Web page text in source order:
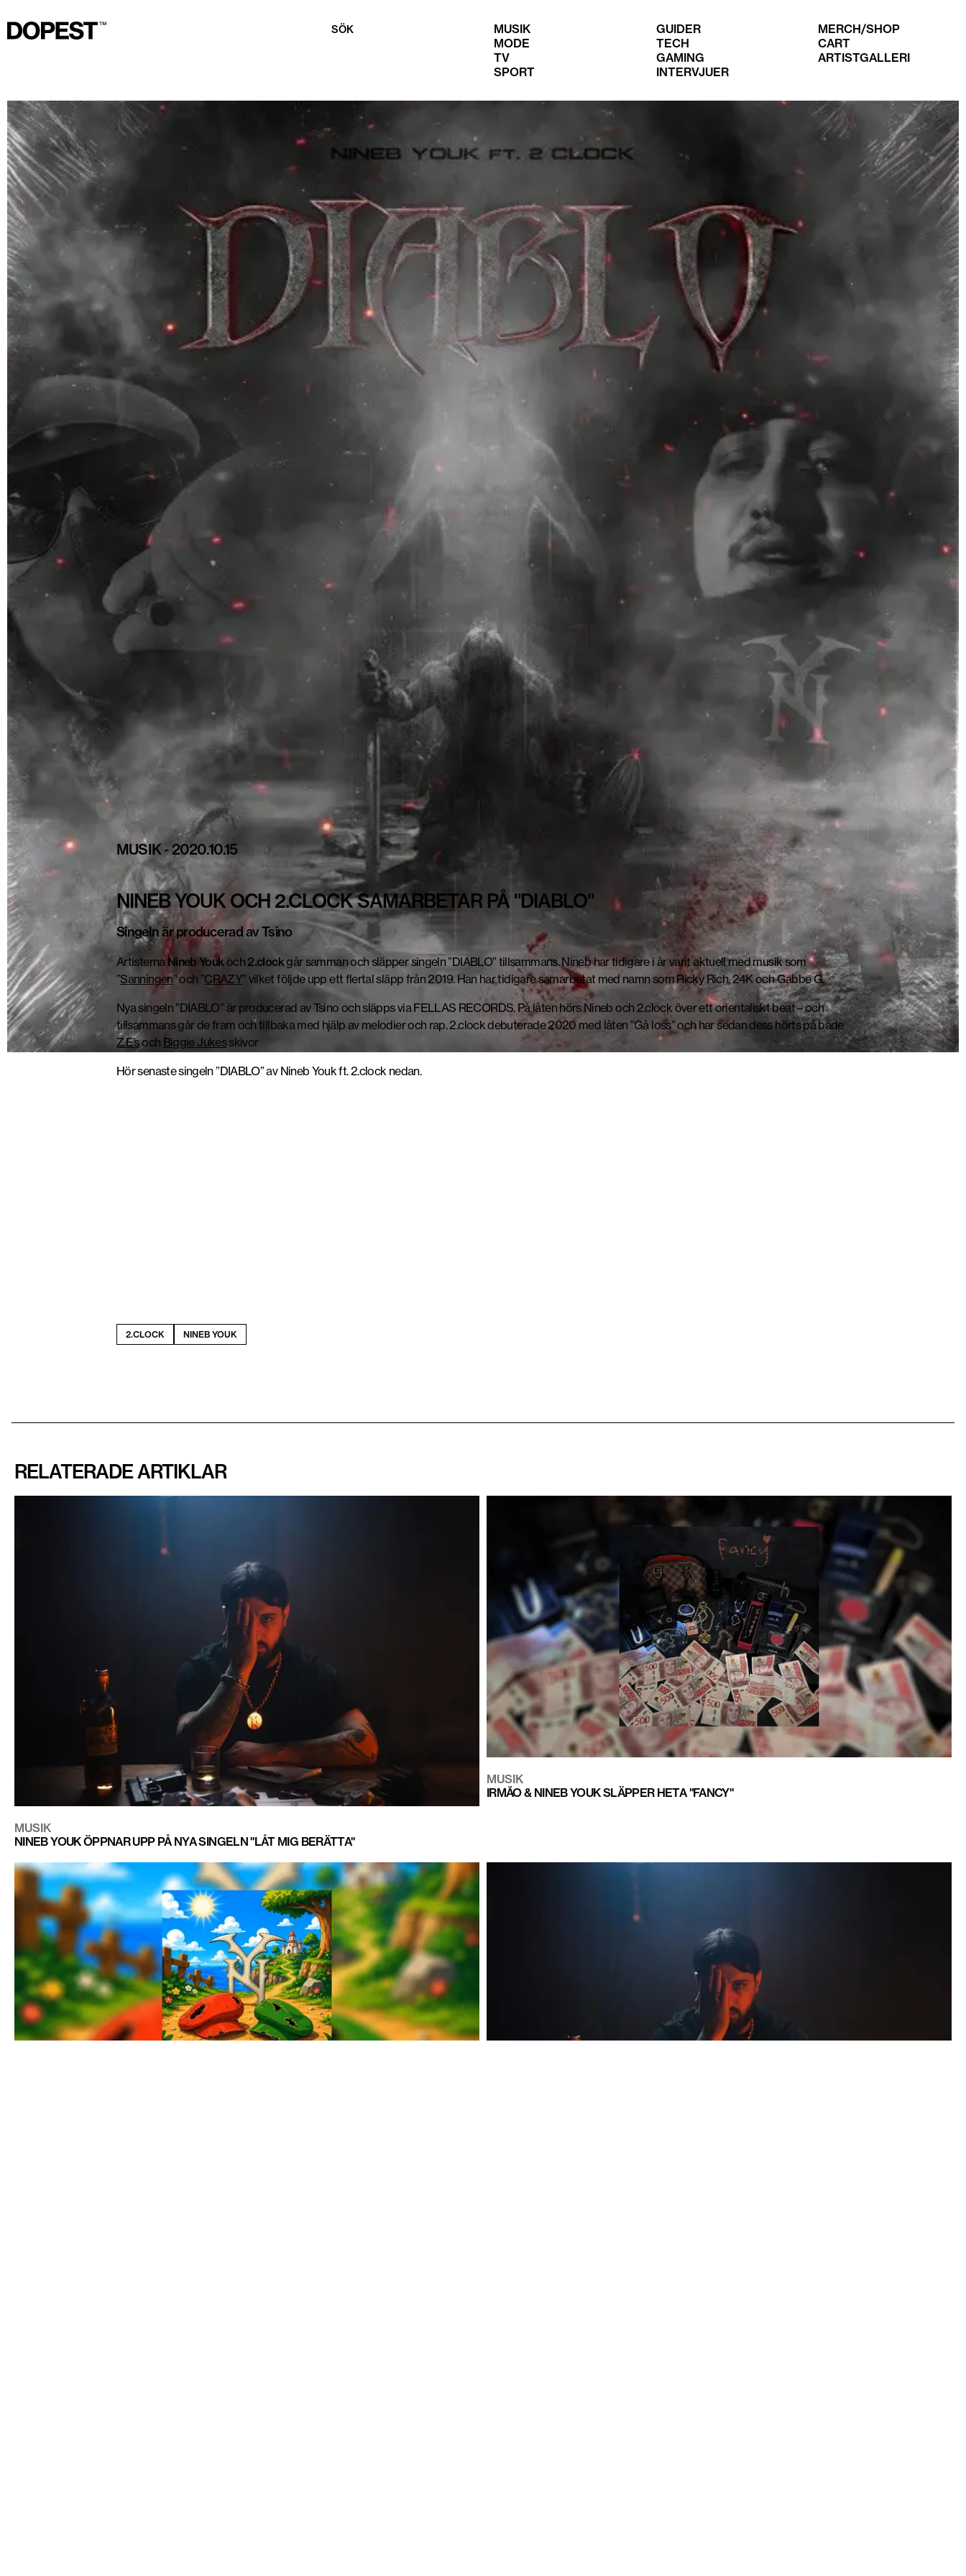
SÖK
MUSIK
MODE
TV
SPORT
GUIDER
TECH
GAMING
INTERVJUER
MERCH/SHOP
CART
ARTISTGALLERI
MUSIK- 2020.10.15
NINEB YOUK OCH 2.CLOCK SAMARBETAR PÅ "DIABLO"
Singeln är producerad av Tsino
Artisterna Nineb Youkoch2.clockgår samman och släpper singeln ”DIABLO” tillsammans. Nineb har tidigare i år varit aktuell med musik som
”Sanningen” och ”CRAZY” vilket följde upp ett flertal släpp från 2019. Han har tidigare samarbetat med namn som Ricky Rich, 24K och Gabbe G.
Nya singeln ”DIABLO” är producerad av Tsino och släpps via FELLAS RECORDS. På låten hörs Nineb och 2.clock över ett orientaliskt beat – och
tillsammans går de fram och tillbaka med hjälp av melodier och rap. 2.clock debuterade 2020 med låten ”Gå loss” och har sedan dess hörts på både
Z.E’soch Biggie Jukesskivor
Hör senaste singeln ”DIABLO” av Nineb Youk ft. 2.clock nedan.
2.CLOCK NINEB YOUK
RELATERADE ARTIKLAR
MUSIK
NINEB YOUK ÖPPNAR UPP PÅ NYA SINGELN "LÅT MIG BERÄTTA"
MUSIK
IRMÃO & NINEB YOUK SLÄPPER HETA "FANCY"